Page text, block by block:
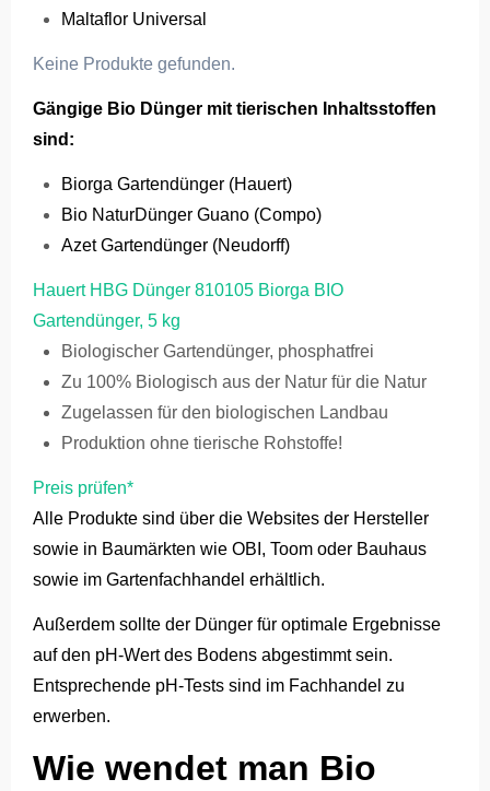
Maltaflor Universal
Keine Produkte gefunden.
Gängige Bio Dünger mit tierischen Inhaltsstoffen
sind:
Biorga Gartendünger (Hauert)
Bio NaturDünger Guano (Compo)
Azet Gartendünger (Neudorff)
Hauert HBG Dünger 810105 Biorga BIO
Gartendünger, 5 kg
Biologischer Gartendünger, phosphatfrei
Zu 100% Biologisch aus der Natur für die Natur
Zugelassen für den biologischen Landbau
Produktion ohne tierische Rohstoffe!
Preis prüfen*
Alle Produkte sind über die Websites der Hersteller
sowie in Baumärkten wie OBI, Toom oder Bauhaus
sowie im Gartenfachhandel erhältlich.
Außerdem sollte der Dünger für optimale Ergebnisse
auf den pH-Wert des Bodens abgestimmt sein.
Entsprechende pH-Tests sind im Fachhandel zu
erwerben.
Wie wendet man Bio